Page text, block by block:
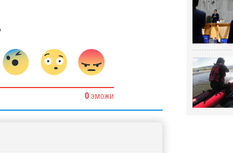
0 ЭМОЖИ